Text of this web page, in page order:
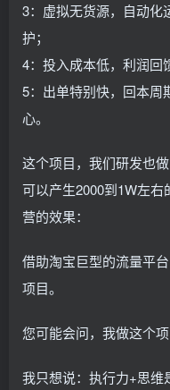
3：虚拟无货源，自动化
护；
4：投入成本低，利润回
5：出单特别快，回本周
心。
这个项目，我们研发也
可以产生2000到1W左
营的效果：
借助淘宝巨型的流量平
项目。
您可能会问，我做这个
我只想说：执行力+思维